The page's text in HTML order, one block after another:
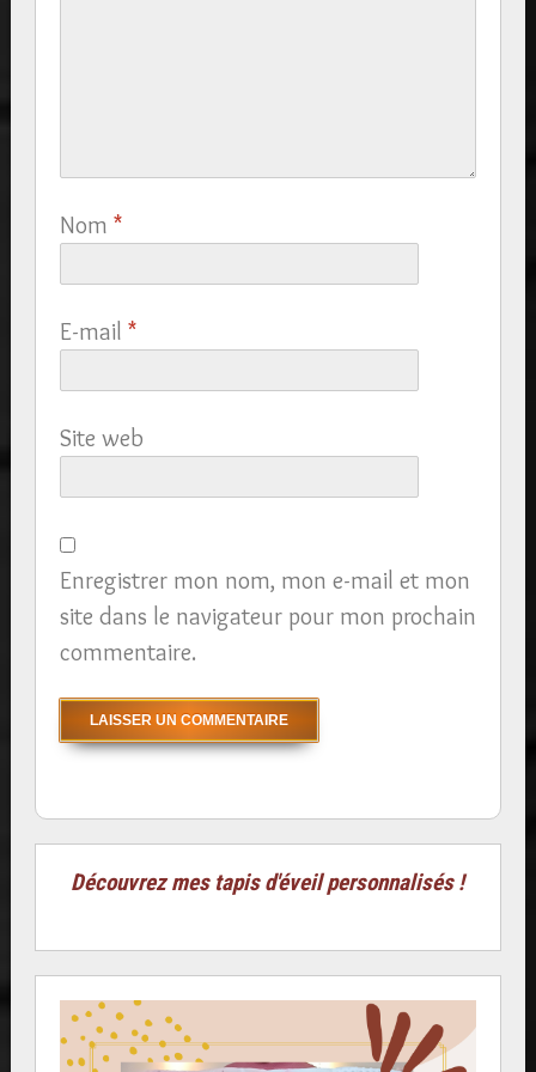
Nom *
E-mail *
Site web
Enregistrer mon nom, mon e-mail et mon
site dans le navigateur pour mon prochain
commentaire.
Découvrez mes tapis d'éveil personnalisés !